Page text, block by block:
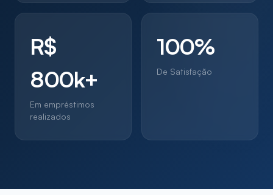
R$
800k+
Em empréstimos
realizados
100%
De Satisfação